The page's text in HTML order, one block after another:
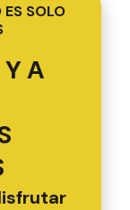
SOLO
A